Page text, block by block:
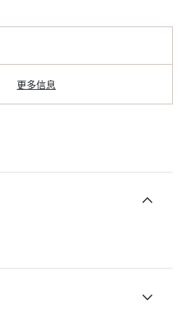
更多信息